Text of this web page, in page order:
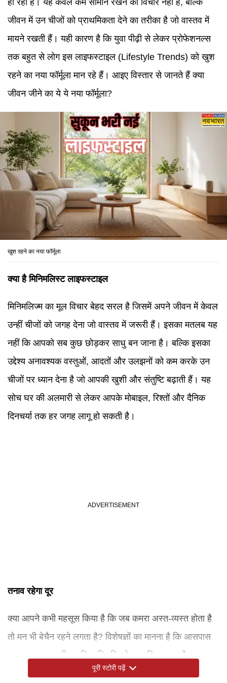
हो रही है। यह केवल कम सामान रखने का विचार नहीं है, बल्कि
जीवन में उन चीजों को प्राथमिकता देने का तरीका है जो वास्तव में
मायने रखती हैं। यही कारण है कि युवा पीढ़ी से लेकर प्रोफेशनल्स
तक बहुत से लोग इस लाइफस्टाइल (Lifestyle Trends) को खुश
रहने का नया फॉर्मूला मान रहे हैं। आइए विस्तार से जानते हैं क्या
जीवन जीने का ये ये नया फॉर्मूला?
खुश रहने का नया फॉर्मूला
क्या है मिनिमलिस्ट लाइफस्टाइल
मिनिमलिज्म का मूल विचार बेहद सरल है जिसमें अपने जीवन में केवल
उन्हीं चीजों को जगह देना जो वास्तव में जरूरी हैं। इसका मतलब यह
नहीं कि आपको सब कुछ छोड़कर साधु बन जाना है। बल्कि इसका
उद्देश्य अनावश्यक वस्तुओं, आदतों और उलझनों को कम करके उन
चीजों पर ध्यान देना है जो आपकी खुशी और संतुष्टि बढ़ाती हैं। यह
सोच घर की अलमारी से लेकर आपके मोबाइल, रिश्तों और दैनिक
दिनचर्या तक हर जगह लागू हो सकती है।
तनाव रहेगा दूर
क्या आपने कभी महसूस किया है कि जब कमरा अस्त-व्यस्त होता है
तो मन भी बेचैन रहने लगता है? विशेषज्ञों का मानना है कि आसपास
का वातावरण हमारी मानसिक स्थिति को प्रभावित करता है।
मिनिमलिस्ट लोग अपने आसपास केवल उपयोगी और पसंदीदा चीजें
पूरी स्टोरी पढ़ें